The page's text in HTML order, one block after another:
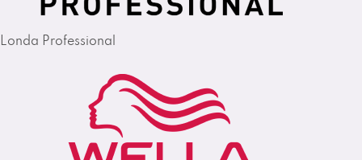
Londa Professional